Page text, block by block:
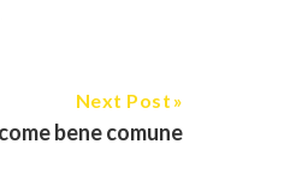
Next Post
bene comune